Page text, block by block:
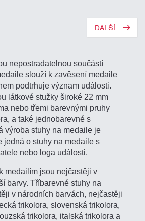
DALŠÍ
nepostradatelnou součástí
slouží k zavěsení medaile
podtrhuje význam události.
látkové stužky široké 22 mm
nebo třemi barevnými pruhy
a také jednobarevné s
výroba stuhy na medaile je
jedná o stuhy na medaile s
nebo loga události.
medailím jsou nejčastěji v
barvy. Tříbarevné stuhy na
v národních barvách, nejčastěji
trikolora, slovenská trikolora,
trikolora, italská trikolora a